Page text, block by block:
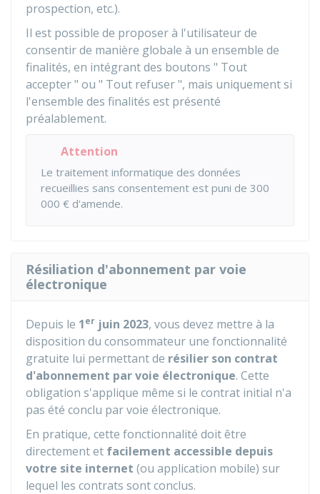
prospection, etc.).
Il est possible de proposer à l'utilisateur de
consentir de manière globale à un ensemble de
finalités, en intégrant des boutons " Tout
accepter " ou " Tout refuser ", mais uniquement si
l'ensemble des finalités est présenté
préalablement.
Attention
Le traitement informatique des données
recueillies sans consentement est puni de 300
000 € d'amende.
Résiliation d'abonnement par voie
électronique
Depuis le 1er juin 2023, vous devez mettre à la
disposition du consommateur une fonctionnalité
gratuite lui permettant de résilier son contrat
d'abonnement par voie électronique. Cette
obligation s'applique même si le contrat initial n'a
pas été conclu par voie électronique.
En pratique, cette fonctionnalité doit être
directement et facilement accessible depuis
votre site internet (ou application mobile) sur
lequel les contrats sont conclus.